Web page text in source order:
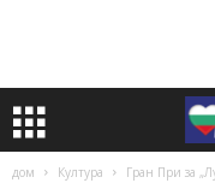
дом Култура Гран При за